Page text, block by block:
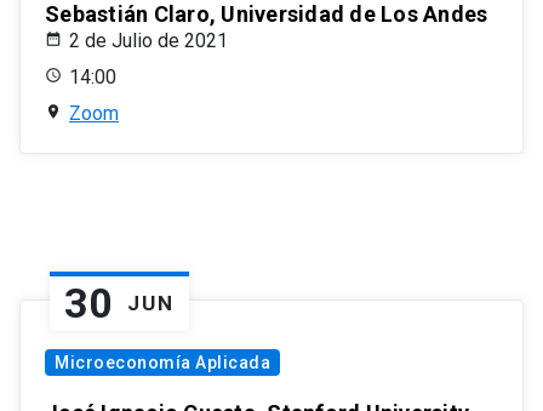
Sebastián Claro, Universidad de Los Andes
2 de Julio de 2021
14:00
Zoom
30 JUN
Microeconomía Aplicada